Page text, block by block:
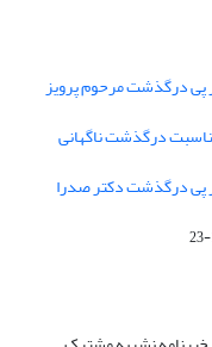
درگذشت مرحوم پرویز
درگذشت ناگهانی
درگذشت دکتر صدرا